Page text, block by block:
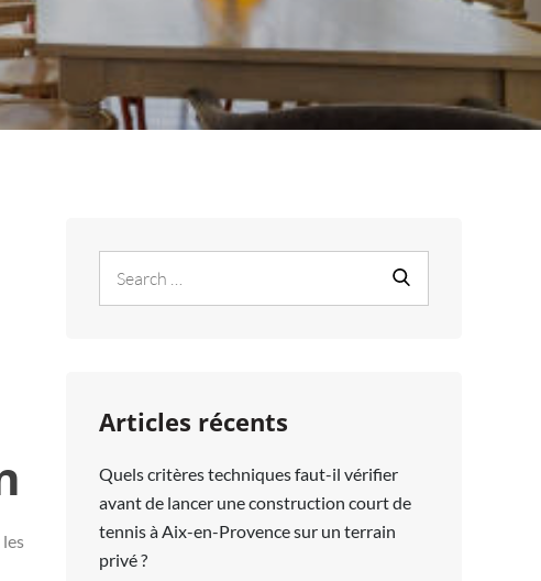
for:
Articles récents
Quels critères techniques faut-il vérifier
avant de lancer une construction court de
tennis à Aix-en-Provence sur un terrain
privé ?